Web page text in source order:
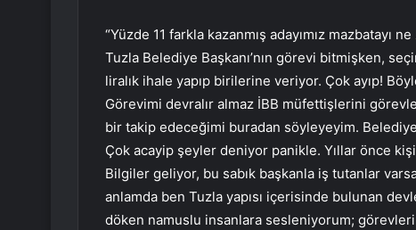
“Yüzde 11 farkla kazanmış adayımız mazbatayı
Tuzla Belediye Başkanı’nın görevi bitmişken,
liralık ihale yapıp birilerine veriyor. Çok ayıp!
Görevimi devralır almaz İBB müfettişlerini
bir takip edeceğimi buradan söyleyeyim. Belediye
Çok acayip şeyler deniyor panikle. Yıllar önce
Bilgiler geliyor, bu sabık başkanla iş tutanlar
anlamda ben Tuzla yapısı içerisinde bulunan
döken namuslu insanlara sesleniyorum;